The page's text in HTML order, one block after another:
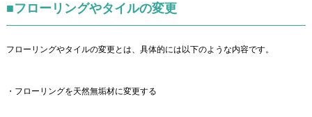
■フローリングやタイルの変更
フローリングやタイルの変更とは、具体的には以下のような内容です。
・フローリングを天然無垢材に変更する